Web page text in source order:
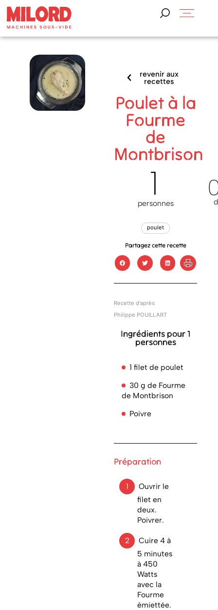
revenir aux
recettes
Poulet à la
Fourme
de
Montbrison
1
personnes
poulet
Partagez cette recette
Recette d'après
Philippe POUILLART
Ingrédients pour 1
personnes
1 filet de poulet
30 g de Fourme
de Montbrison
Poivre
Préparation
Ouvrir le
filet en
deux.
Poivrer.
Cuire 4 à
5 minutes
à 450
Watts
avec la
Fourme
émiettée.